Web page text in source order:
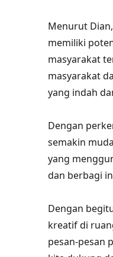
Menurut
memiliki
masyarakat
masyarakat
yang indah
Dengan
semakin
yang
dan berbagi
Dengan
kreatif di
pesan-pesan